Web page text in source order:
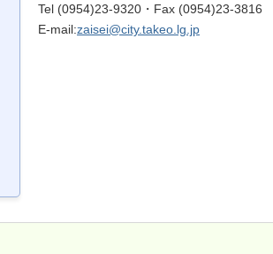
Tel (0954)23-9320・Fax (0954)23-3816
E-mail:zaisei@city.takeo.lg.jp